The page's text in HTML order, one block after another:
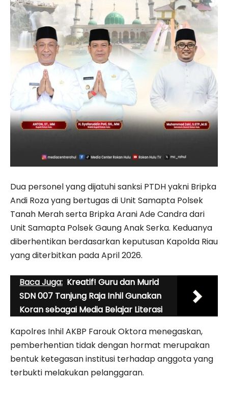
Dua personel yang dijatuhi sanksi PTDH yakni Bripka
Andi Roza yang bertugas di Unit Samapta Polsek
Tanah Merah serta Bripka Arani Ade Candra dari
Unit Samapta Polsek Gaung Anak Serka. Keduanya
diberhentikan berdasarkan keputusan Kapolda Riau
yang diterbitkan pada April 2026.
Baca Juga: Kreatif! Guru dan Murid
SDN 007 Tanjung Raja Inhil Gunakan
Koran sebagai Media Belajar Literasi
Kapolres Inhil AKBP Farouk Oktora menegaskan,
pemberhentian tidak dengan hormat merupakan
bentuk ketegasan institusi terhadap anggota yang
terbukti melakukan pelanggaran.